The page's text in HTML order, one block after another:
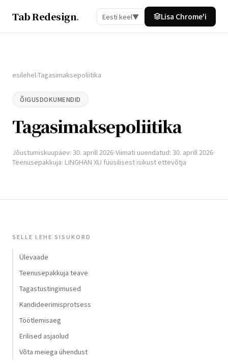
Tab Redesign. Eesti keel▼ Lisa Chrome'i
esilehel›Tagasimaksepoliitika
ÕIGUSDOKUMENDID
Tagasimaksepoliitika
Jõustumiskuupäev: 30. aprill 2026 Viimati uuendatud: 30. aprill 2026
Teenusepakkuja: LINGHAN XU füüsilisest isikust ettevõtja
SELLE LEHE SISUKORD
Ülevaade
Teenusepakkuja teave
Tagastustingimused
Kandideerimisprotsess
Töötlemisaeg
Erilised asjaolud
Võta meiega ühendust